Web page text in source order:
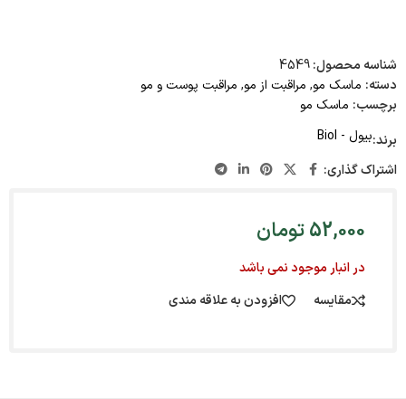
شناسه محصول:4549
دسته: ماسک مو, مراقبت از مو, مراقبت پوست و مو
برچسب: ماسک مو
برند:بیول - Biol
اشتراک گذاری:
52,000تومان
در انبار موجود نمی باشد
مقایسه
افزودن به علاقه مندی